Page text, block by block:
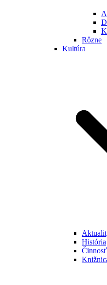
Rôzne
Kultúra
História
Činnosť